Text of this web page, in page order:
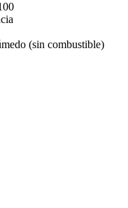
(sin combustible)